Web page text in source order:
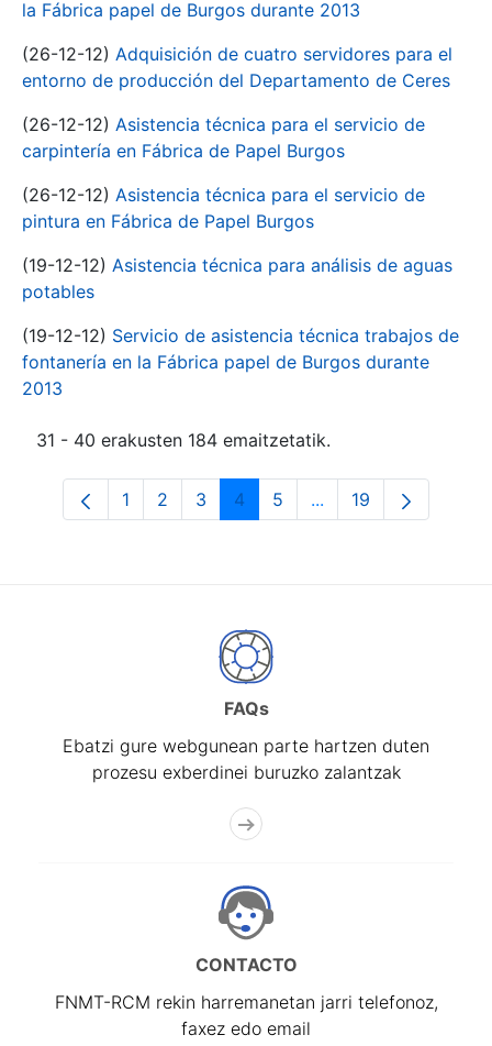
la Fábrica papel de Burgos durante 2013
(26-12-12) Adquisición de cuatro servidores para el
entorno de producción del Departamento de Ceres
(26-12-12) Asistencia técnica para el servicio de
carpintería en Fábrica de Papel Burgos
(26-12-12) Asistencia técnica para el servicio de
pintura en Fábrica de Papel Burgos
(19-12-12) Asistencia técnica para análisis de aguas
potables
(19-12-12) Servicio de asistencia técnica trabajos de
fontanería en la Fábrica papel de Burgos durante
2013
31 - 40 erakusten 184 emaitzetatik.
Orrialdea
1 Orrialdea
2 Orrialdea
3 Orrialdea
4 Orrialdea
5 ...Intermediate Pages
Orrialdea
19
FAQs
Ebatzi gure webgunean parte hartzen duten
prozesu exberdinei buruzko zalantzak
CONTACTO
FNMT-RCM rekin harremanetan jarri telefonoz,
faxez edo email